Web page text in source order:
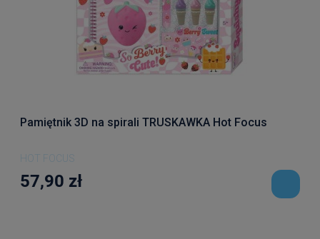
Pamiętnik 3D na spirali TRUSKAWKA Hot Focus
HOT FOCUS
57,90 zł